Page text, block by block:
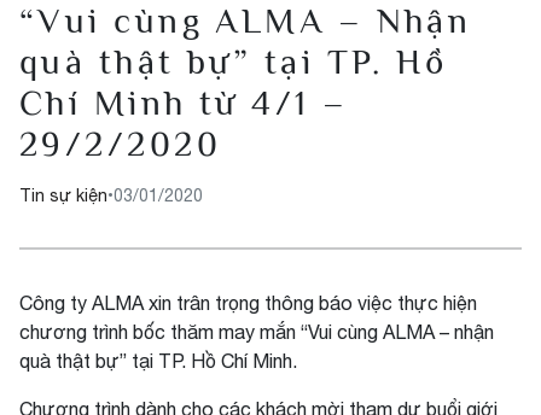
“Vui cùng ALMA – Nhận
quà thật bự” tại TP. Hồ
Chí Minh từ 4/1 –
29/2/2020
Tin sự kiện•03/01/2020
Công ty ALMA xin trân trọng thông báo việc thực hiện
chương trình bốc thăm may mắn “Vui cùng ALMA – nhận
quà thật bự” tại TP. Hồ Chí Minh.
Chương trình dành cho các khách mời tham dự buổi giới